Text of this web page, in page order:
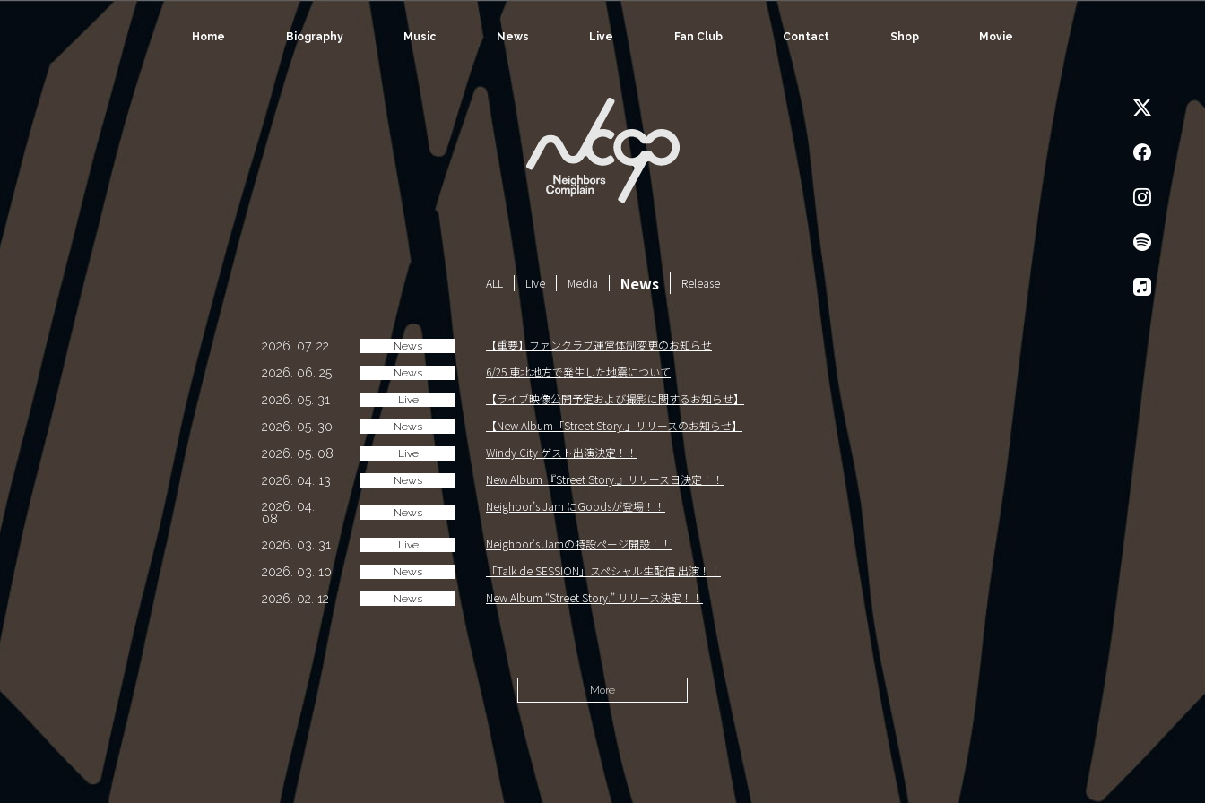
Home Biography Music News Live Fan Club Contact Shop Movie
ALL Live Media News Release
2026. 07. 22 News 【重要】ファンクラブ運営体制変更のお知らせ
2026. 06. 25 News 6/25 東北地方で発生した地震について
2026. 05. 31 Live 【ライブ映像公開予定および撮影に関するお知らせ】
2026. 05. 30 News 【New Album「Street Story.」リリースのお知らせ】
2026. 05. 08 Live Windy City ゲスト出演決定！！
2026. 04. 13 News New Album 『Street Story.』リリース日決定！！
2026. 04.
08
News Neighbor’s Jam にGoodsが登場！！
2026. 03. 31 Live Neighbor’s Jamの特設ページ開設！！
2026. 03. 10 News 「Talk de SESSION」スペシャル生配信 出演！！
2026. 02. 12 News New Album “Street Story.” リリース決定！！
More